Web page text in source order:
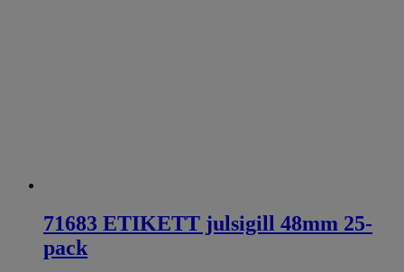
71683 ETIKETT julsigill 48mm 25-
pack